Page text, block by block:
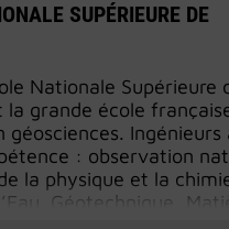
SUPÉRIEURE DE
Nationale Supérieure
la grande école
géosciences. Ingénieurs
: observation
la physique et la
Géotechnique,